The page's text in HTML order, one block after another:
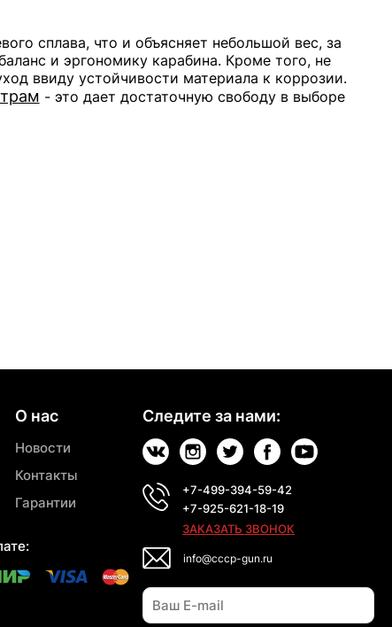
сплава, что и объясняет небольшой вес, за
и эргономику карабина. Кроме того, не
ввиду устойчивости материала к коррозии.
- это дает достаточную свободу в выборе
О нас
Новости
Контакты
Гарантии
Следите за нами:
+7-499-394-59-42
+7-925-621-18-19
ЗАКАЗАТЬ ЗВОНОК
info@cccp-gun.ru